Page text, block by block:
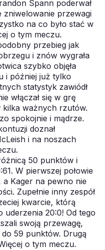
Spann poderwał
zniwelowanie przewagi
na co było stać w
o tym meczu.
przebieg jak
i znów wygrała
szybko objęła
i później już tylko
statystyk zawiódł
włączał się w grę
ważnych rzutów.
spokojnie i mądrze.
doznał
i na noszach
50 punktów i
W pierwszej połowie
a Kager na pewno nie
Zupełnie inny zespół
kwarcie, którą
uderzenia 20:0! Od tego
swoją przewagę,
59 punktów. Drugą
o tym meczu.